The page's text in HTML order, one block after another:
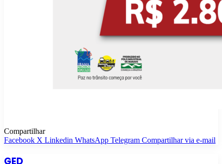
Compartilhar
Facebook X Linkedin WhatsApp Telegram Compartilhar via e-mail
GED